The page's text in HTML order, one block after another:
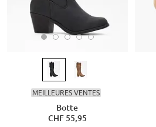
MEILLEURES VENTES
Botte
CHF 55,95